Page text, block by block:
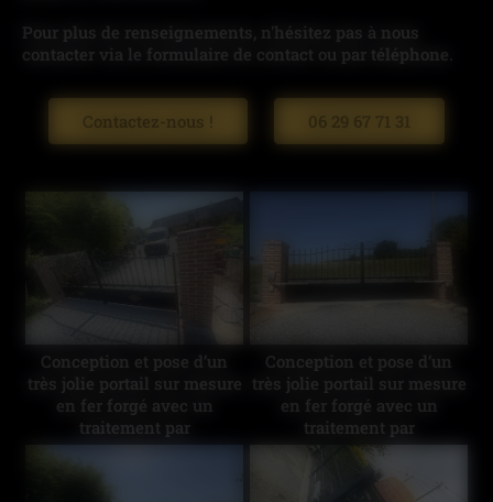
Pour plus de renseignements, n'hésitez pas à nous
contacter via le formulaire de contact ou par téléphone.
Contactez-nous ! 06 29 67 71 31
Conception et pose d’un
très jolie portail sur mesure
en fer forgé avec un
traitement par
galvanisation à chaud suivi
d’une finition thermolaquée
Conception et pose d’un
très jolie portail sur mesure
en fer forgé avec un
traitement par
galvanisation à chaud suivi
d’une finition thermolaquée